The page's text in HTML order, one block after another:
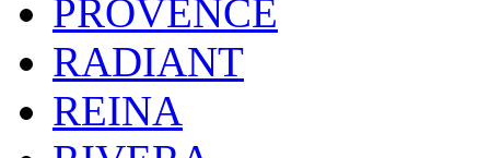
PROVENCE
RADIANT
REINA